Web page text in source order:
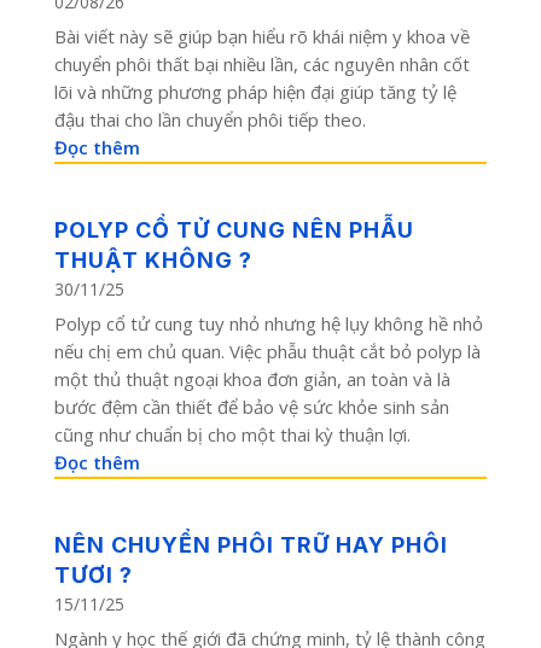
Bài viết này sẽ giúp bạn hiểu rõ khái niệm y khoa về
chuyển phôi thất bại nhiều lần, các nguyên nhân cốt
lõi và những phương pháp hiện đại giúp tăng tỷ lệ
đậu thai cho lần chuyển phôi tiếp theo.
Đọc thêm
POLYP CỔ TỬ CUNG NÊN PHẪU
THUẬT KHÔNG ?
30/11/25
Polyp cổ tử cung tuy nhỏ nhưng hệ lụy không hề nhỏ
nếu chị em chủ quan. Việc phẫu thuật cắt bỏ polyp là
một thủ thuật ngoại khoa đơn giản, an toàn và là
bước đệm cần thiết để bảo vệ sức khỏe sinh sản
cũng như chuẩn bị cho một thai kỳ thuận lợi.
Đọc thêm
NÊN CHUYỂN PHÔI TRỮ HAY PHÔI
TƯƠI ?
15/11/25
Ngành y học thế giới đã chứng minh, tỷ lệ thành công